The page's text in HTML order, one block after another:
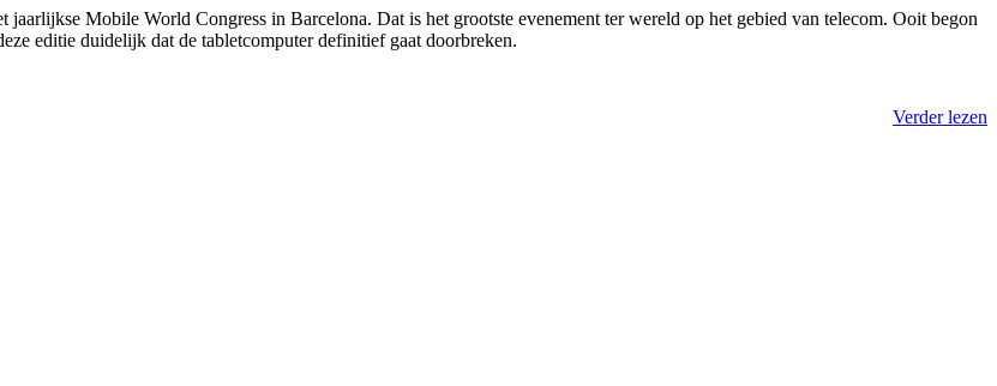
Mobile World Congress in Barcelona. Dat is het grootste evenement ter wereld op het gebied van telecom. Ooit begon
editie duidelijk dat de tabletcomputer definitief gaat doorbreken.
Verder lezen